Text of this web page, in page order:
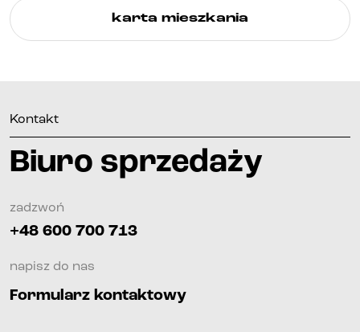
karta mieszkania
Kontakt
Biuro sprzedaży
zadzwoń
+48 600 700 713
napisz do nas
Formularz kontaktowy